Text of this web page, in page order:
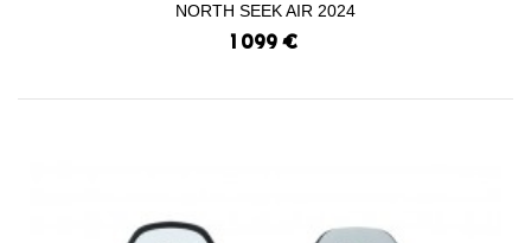
NORTH SEEK AIR 2024
1 099 €